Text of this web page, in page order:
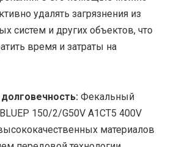
удалять загрязнения из
систем и других объектов, что
время и затраты на
Фекальный
150/2/G50V A1CT5 400V
материалов